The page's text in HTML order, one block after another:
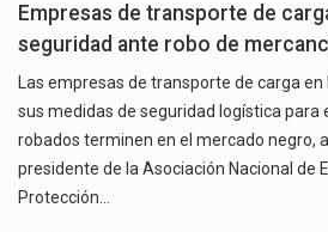
Empresas de transporte de
seguridad ante robo de
Las empresas de transporte de carga
sus medidas de seguridad logística para
robados terminen en el mercado negro,
presidente de la Asociación Nacional de
Protección…